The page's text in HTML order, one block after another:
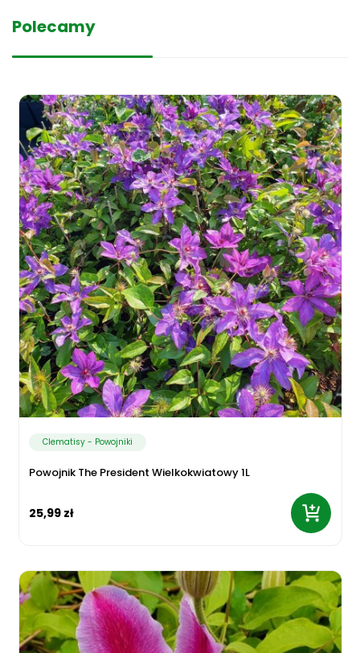
Polecamy
Clematisy - Powojniki
Powojnik The President Wielkokwiatowy 1L
25,99 zł